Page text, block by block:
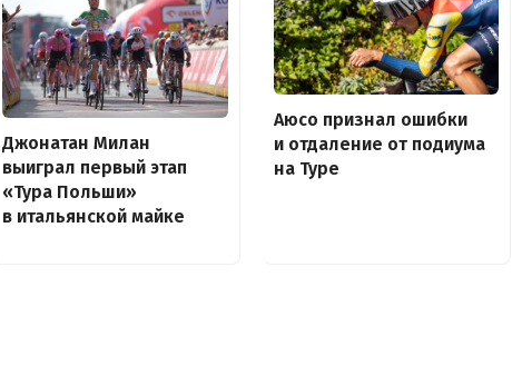
Джонатан Милан
выиграл первый этап
«Тура Польши»
в итальянской майке
Аюсо признал ошибки
и отдаление от подиума
на Туре